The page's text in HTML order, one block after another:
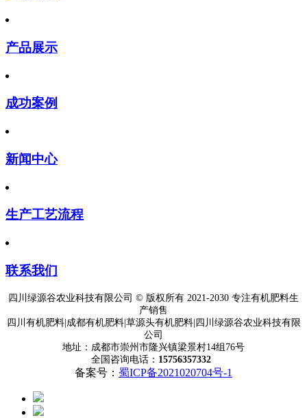
产品展示
成功案例
新闻中心
生产工艺流程
联系我们
四川绿源谷农业科技有限公司 © 版权所有 2021-2030 专注有机肥料生
产销售
四川有机肥料|成都有机肥料|草源头有机肥料|四川绿源谷农业科技有限
公司
地址：成都市崇州市隆兴镇梁景村14组76号
全国咨询电话： 15756357332
备案号： 蜀ICP备2021020704号-1